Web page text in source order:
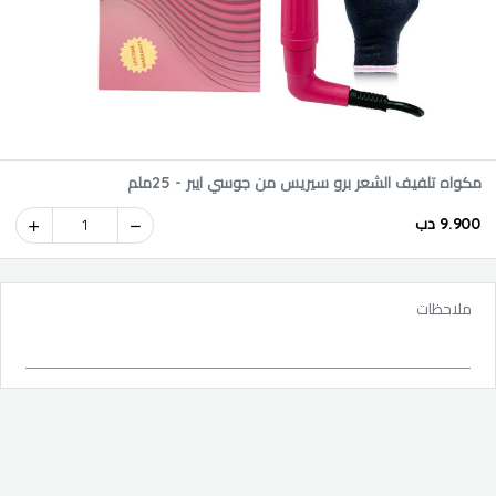
مكواه تلفيف الشعر برو سيريس من جوسي ايبر - 25ملم
9.900 دب 1
ملاحظات